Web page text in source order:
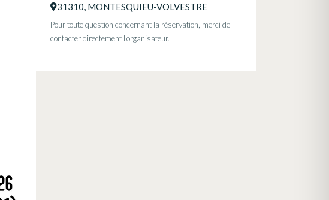
31310, MONTESQUIEU-VOLVESTRE
Pour toute question concernant la réservation, merci de
contacter directement l'organisateur.